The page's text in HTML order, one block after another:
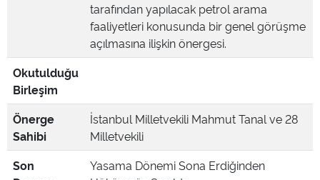
tarafından yapılacak petrol arama
faaliyetleri konusunda bir genel görüşme
açılmasına ilişkin önergesi.
Okutulduğu
Birleşim
Önerge
Sahibi
İstanbul Milletvekili Mahmut Tanal ve 28
Milletvekili
Son
Yasama Dönemi Sona Erdiğinden